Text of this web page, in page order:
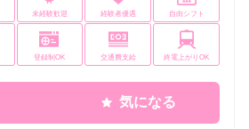
未経験歓迎 経験者優遇 自由シフト
登録制OK 交通費支給 終電上がりOK
気になる